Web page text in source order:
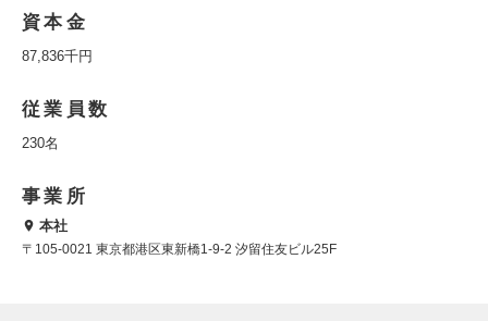
資本金
87,836千円
従業員数
230名
事業所
本社
〒105-0021 東京都港区東新橋1-9-2 汐留住友ビル25F